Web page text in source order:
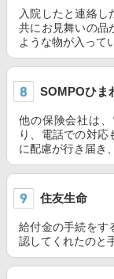
入院したと連絡し
共にお見舞いの品
ような物が入って
SOMPOひま
他の保険会社は
り、電話での対
に配慮が行き届き
住友生命
給付金の手続をす
認してくれたのと